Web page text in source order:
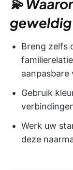
💫
Breng zelfs
aanpasbare
Gebruik
Werk uw
deze